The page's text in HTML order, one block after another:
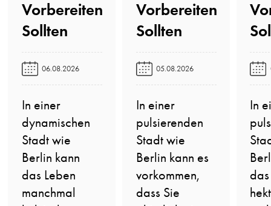
Vorbereiten
Sollten️
06.08.2026
In einer
dynamischen
Stadt wie
Berlin kann
das Leben
manchmal
Vorbereiten
Sollten️
05.08.2026
In einer
pulsierenden
Stadt wie
Berlin kann es
vorkommen,
dass Sie
In